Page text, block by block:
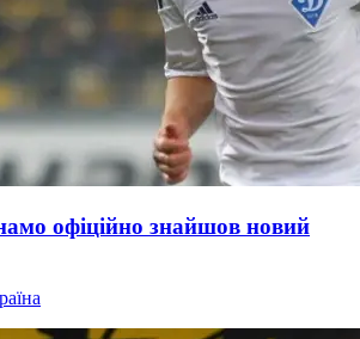
офіційно знайшов новий